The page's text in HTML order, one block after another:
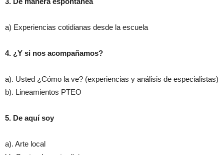
a) Experiencias cotidianas desde la escuela
4. ¿Y si nos acompañamos?
a). Usted ¿Cómo la ve? (experiencias y análisis de especialistas)
b). Lineamientos PTEO
5. De aquí soy
a). Arte local